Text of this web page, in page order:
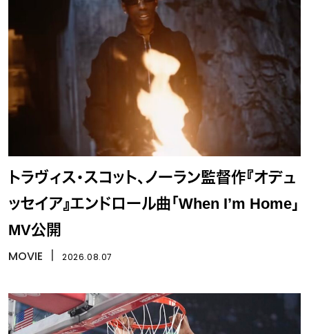
トラヴィス・スコット、ノーラン監督作『オデュ
ッセイア』エンドロール曲「When I’m Home」
MV公開
MOVIE 2026.08.07